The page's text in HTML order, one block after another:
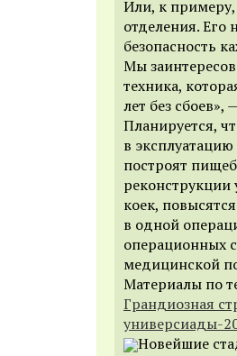
Или, к
отделения. Его
безопасность
Мы
техника,
лет без сбоев»,
Планируется,
в
построят
реконструкции
коек,
в одной
операционных
медицинской
Материалы по
Грандиозная
универсиады-
Новейшие